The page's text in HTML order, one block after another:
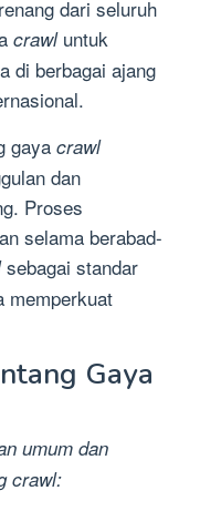
dari seluruh
crawluntuk
di berbagai ajang
gaya crawl
dan
Proses
selama berabad-
sebagai standar
memperkuat
Gaya
umum dan
crawl: